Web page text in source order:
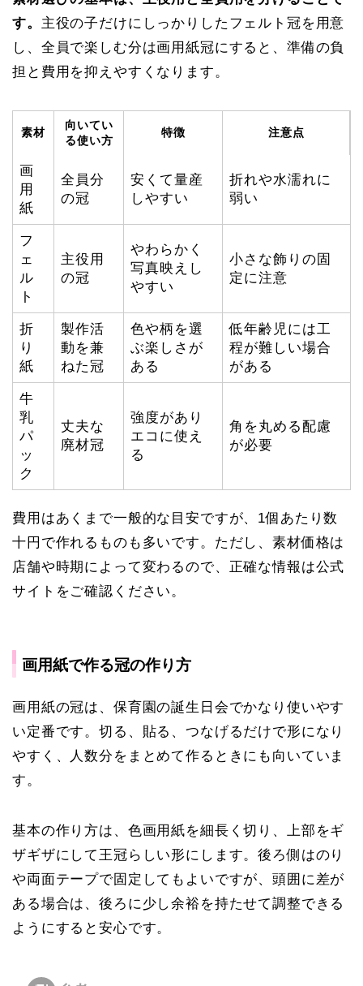
す。 主役の子だけにしっかりしたフェルト冠を用意
し、全員で楽しむ分は画用紙冠にすると、準備の負
担と費用を抑えやすくなります。
素材
向いてい
る使い方
特徴 注意点
画
用
紙
全員分
の冠
安くて量産
しやすい
折れや水濡れに
弱い
フ
ェ
ル
ト
主役用
の冠
やわらかく
写真映えし
やすい
小さな飾りの固
定に注意
折
り
紙
製作活
動を兼
ねた冠
色や柄を選
ぶ楽しさが
ある
低年齢児には工
程が難しい場合
がある
牛
乳
パ
ッ
ク
丈夫な
廃材冠
強度があり
エコに使え
る
角を丸める配慮
が必要
費用はあくまで一般的な目安ですが、1個あたり数
十円で作れるものも多いです。ただし、素材価格は
店舗や時期によって変わるので、正確な情報は公式
サイトをご確認ください。
画用紙で作る冠の作り方
画用紙の冠は、保育園の誕生日会でかなり使いやす
い定番です。切る、貼る、つなげるだけで形になり
やすく、人数分をまとめて作るときにも向いていま
す。
基本の作り方は、色画用紙を細長く切り、上部をギ
ザギザにして王冠らしい形にします。後ろ側はのり
や両面テープで固定してもよいですが、頭囲に差が
ある場合は、後ろに少し余裕を持たせて調整できる
ようにすると安心です。